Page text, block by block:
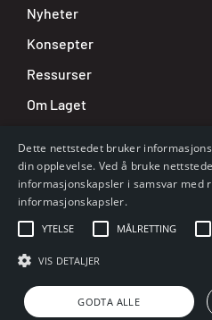
Nyheter
Konsepter
Ressurser
Om Laget
Min side
Varsling
Personvern
Utviklet avGetOnNet AS |
Dette nettstedet bruker
din opplevelse. Ved å bruke
informasjonskapsler i samsvar med
informasjonskapsler.
YTELSE MÅLRETTING
VIS DETALJER
GODTA ALLE